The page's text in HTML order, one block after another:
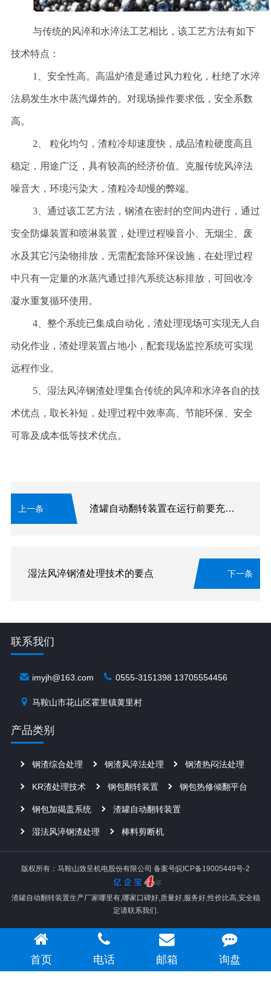
与传统的风淬和水淬法工艺相比，该工艺方法有如下
技术特点：
1、安全性高。高温炉渣是通过风力粒化，杜绝了水淬
法易发生水中蒸汽爆炸的。对现场操作要求低，安全系数
高。
2、 粒化均匀，渣粒冷却速度快，成品渣粒硬度高且
稳定，用途广泛，具有较高的经济价值。克服传统风淬法
噪音大，环境污染大，渣粒冷却慢的弊端。
3、通过该工艺方法，钢渣在密封的空间内进行，通过
安全防爆装置和喷淋装置，处理过程噪音小、无烟尘、废
水及其它污染物排放，无需配套除环保设施，在处理过程
中只有一定量的水蒸汽通过排汽系统达标排放，可回收冷
凝水重复循环使用。
4、整个系统已集成自动化，渣处理现场可实现无人自
动化作业，渣处理装置占地小，配套现场监控系统可实现
远程作业。
5、湿法风淬钢渣处理集合传统的风淬和水淬各自的技
术优点，取长补短，处理过程中效率高、节能环保、安全
可靠及成本低等技术优点。
上一条 渣罐自动翻转装置在运行前要充分了解其组成部分
湿法风淬钢渣处理技术的要点 下一条
联系我们
imyjh@163.com 0555-3151398 13705554456
马鞍山市花山区霍里镇黄里村
产品类别
钢渣综合处理 钢渣风淬法处理 钢渣热闷法处理
KR渣处理技术 钢包翻转装置 钢包热修倾翻平台
钢包加揭盖系统 渣罐自动翻转装置
湿法风淬钢渣处理 棒料剪断机
版权所有：马鞍山致呈机电股份有限公司 备案号皖ICP备19005449号-2
渣罐自动翻转装置生产厂家哪里有,哪家口碑好,质量好,服务好,性价比高,安全稳
定请联系我们.
首页 电话 邮箱 询盘